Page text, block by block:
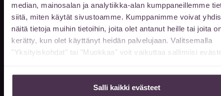
median, mainosalan ja analytiikka-alan kumppaneillemme
siitä, miten käytät sivustoamme. Kumppanimme voivat
näitä tietoja muihin tietoihin, joita olet antanut heille tai joita
kerätty, kun olet käyttänyt heidän palvelujaan. Valitsemalla
"Yksityiskohdat" tai "Muokkaa" voit vaikuttaa sallimiisi
Salli kaikki evästeet
Kun saavut ennen klo 8, tai klo 16 jälkeen
niin ovet avautuvat soittamalla
puh.044 978 0562